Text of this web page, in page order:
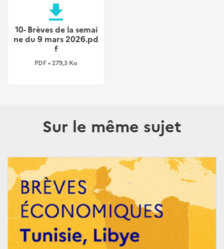
file_download
10- Brèves de la semai
ne du 9 mars 2026.pd
f
PDF • 279,3 Ko
Sur le même sujet